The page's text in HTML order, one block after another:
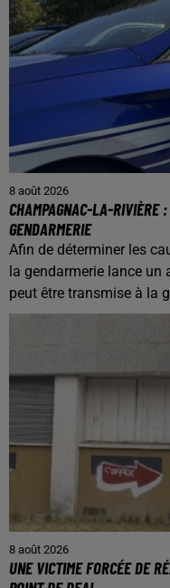
8 août 2026
CHAMPAGNAC-LA-RIVIÈRE
GENDARMERIE
Afin de déterminer les
la gendarmerie lance
peut être transmise à la
8 août 2026
UNE VICTIME FORCÉE DE